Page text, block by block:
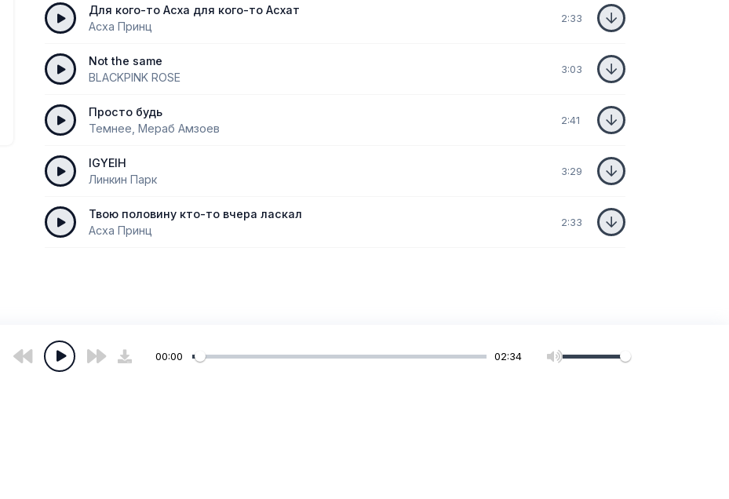
Для кого-то Асха для кого-то Асхат
Асха Принц
2:33
Not the same
BLACKPINK ROSE
3:03
Просто будь
Темнее, Мераб Амзоев
2:41
IGYEIH
Линкин Парк
3:29
Твою половину кто-то вчера ласкал
Асха Принц
2:33
00:00 02:34